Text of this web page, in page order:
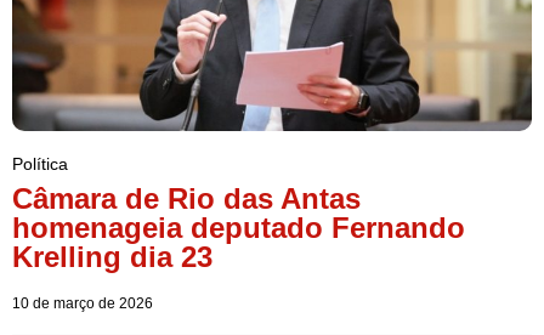
Política
Câmara de Rio das Antas
homenageia deputado Fernando
Krelling dia 23
10 de março de 2026